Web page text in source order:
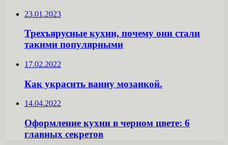
23.01.2023
Трехъярусные кухни, почему они стали
такими популярными
17.02.2022
Как украсить ванну мозаикой.
14.04.2022
Оформление кухни в черном цвете: 6
главных секретов